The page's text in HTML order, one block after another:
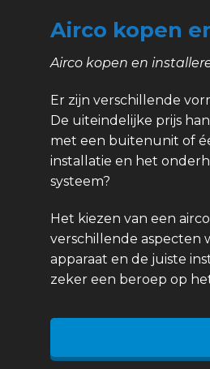
Airco kopen
Airco kopen en
Er zijn verschillende
De uiteindelijke prijs
met een buitenunit of
installatie en het
systeem?
Het kiezen van een
verschillende aspecten
apparaat en de juiste
zeker een beroep op